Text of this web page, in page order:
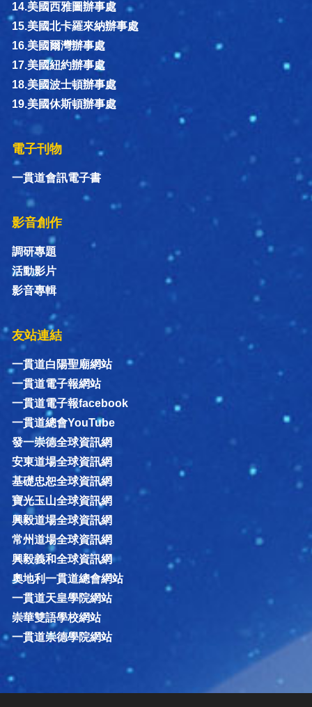
14.美國西雅圖辦事處
15.美國北卡羅來納辦事處
16.美國爾灣辦事處
17.美國紐約辦事處
18.美國波士頓辦事處
19.美國休斯頓辦事處
電子刊物
一貫道會訊電子書
影音創作
調研專題
活動影片
影音專輯
友站連結
一貫道白陽聖廟網站
一貫道電子報網站
一貫道電子報facebook
一貫道總會YouTube
發一崇德全球資訊網
安東道場全球資訊網
基礎忠恕全球資訊網
寶光玉山全球資訊網
興毅道場全球資訊網
常州道場全球資訊網
興毅義和全球資訊網
奧地利一貫道總會網站
一貫道天皇學院網站
崇華雙語學校網站
一貫道崇德學院網站